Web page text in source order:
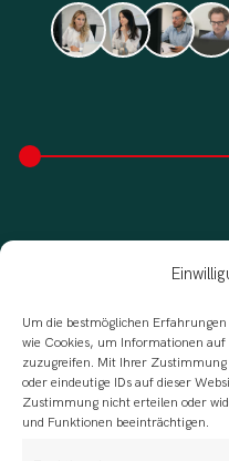
Um die bestmöglichen
wie Cookies, um Informationen
zuzugreifen. Mit Ihrer
oder eindeutige IDs auf dieser
Zustimmung nicht erteilen oder
und Funktionen beeinträchtigen.